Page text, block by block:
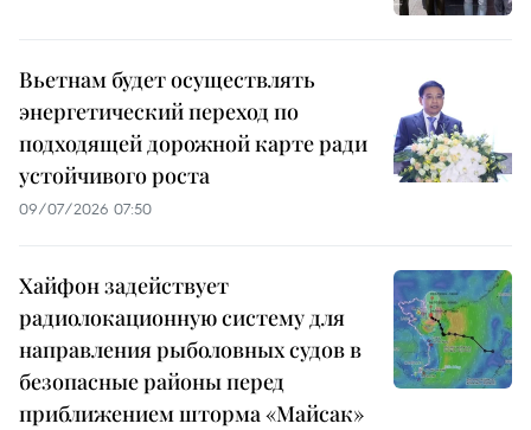
Вьетнам будет осуществлять
энергетический переход по
подходящей дорожной карте ради
устойчивого роста
09/07/2026 07:50
Хайфон задействует
радиолокационную систему для
направления рыболовных судов в
безопасные районы перед
приближением шторма «Майсак»